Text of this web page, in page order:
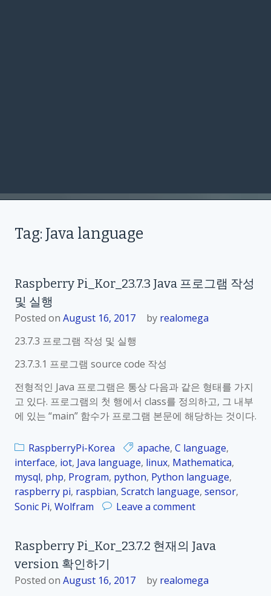
Tag: Java language
Raspberry Pi_Kor_23.7.3 Java 프로그램 작성
및 실행
Posted on August 16, 2017 by realomega
23.7.3 프로그램 작성 및 실행
23.7.3.1 프로그램 source code 작성
전형적인 Java 프로그램은 통상 다음과 같은 형태를 가지
고 있다. 프로그램의 첫 행에서 class를 정의하고, 그 내부
에 있는 “main” 함수가 프로그램 본문에 해당하는 것이다.
RaspberryPi-Korea apache, C language,
interface, iot, Java language, linux, Mathematica,
mysql, php, Program, python, Python language,
raspberry pi, raspbian, Scratch language, sensor,
Sonic Pi, Wolfram Leave a comment
a
p
Raspberry Pi_Kor_23.7.2 현재의 Java
version 확인하기
Posted on August 16, 2017 by realomega